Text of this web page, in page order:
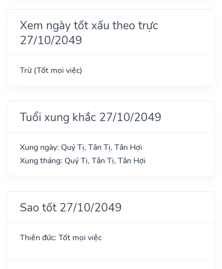
Xem ngày tốt xấu theo trực
27/10/2049
Trừ (Tốt mọi việc)
Tuổi xung khắc 27/10/2049
Xung ngày: Quý Tị, Tân Tị, Tân Hợi
Xung tháng: Quý Tị, Tân Tị, Tân Hợi
Sao tốt 27/10/2049
Thiên đức: Tốt mọi việc